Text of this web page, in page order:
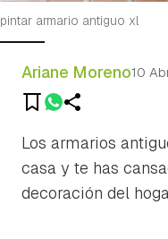
pintar armario antiguo xl
Ariane Moreno10
Los armarios
casa y te has
decoración del